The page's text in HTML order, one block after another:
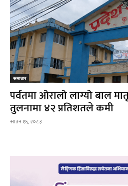
समाचार
पर्वतमा ओरालो लाग्यो बाल
तुलनामा ४२ प्रतिशतले कमी
साउन १६, २०८३